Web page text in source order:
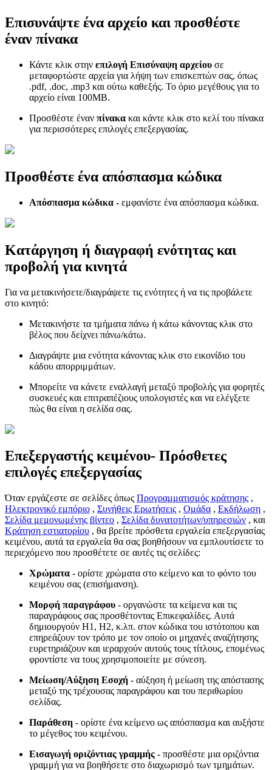
Επισυνάψτε ένα αρχείο και προσθέστε
έναν πίνακα
Κάντε κλικ στην επιλογή Επισύναψη αρχείου σε
μεταφορτώστε αρχεία για λήψη των επισκεπτών σας, όπως
.pdf, .doc, .mp3 και ούτω καθεξής. Το όριο μεγέθους για το
αρχείο είναι 100MB.
Προσθέστε έναν πίνακα και κάντε κλικ στο κελί του πίνακα
για περισσότερες επιλογές επεξεργασίας.
Προσθέστε ένα απόσπασμα κώδικα
Απόσπασμα κώδικα - εμφανίστε ένα απόσπασμα κώδικα.
Κατάργηση ή διαγραφή ενότητας και
προβολή για κινητά
Για να μετακινήσετε/διαγράψετε τις ενότητες ή να τις προβάλετε
στο κινητό:
Μετακινήστε τα τμήματα πάνω ή κάτω κάνοντας κλικ στο
βέλος που δείχνει πάνω/κάτω.
Διαγράψτε μια ενότητα κάνοντας κλικ στο εικονίδιο του
κάδου απορριμμάτων.
Μπορείτε να κάνετε εναλλαγή μεταξύ προβολής για φορητές
συσκευές και επιτραπέζιους υπολογιστές και να ελέγξετε
πώς θα είναι η σελίδα σας.
Επεξεργαστής κειμένου- Πρόσθετες
επιλογές επεξεργασίας
Όταν εργάζεστε σε σελίδες όπως Προγραμματισμός κράτησης ,
Ηλεκτρονικό εμπόριο , Συνήθεις Ερωτήσεις , Ομάδα , Εκδήλωση ,
Σελίδα μεμονωμένης βίντεο , Σελίδα δυνατοτήτων/υπηρεσιών , και
Κράτηση εστιατορίου , θα βρείτε πρόσθετα εργαλεία επεξεργασίας
κειμένου, αυτά τα εργαλεία θα σας βοηθήσουν να εμπλουτίσετε το
περιεχόμενο που προσθέτετε σε αυτές τις σελίδες:
Χρώματα - ορίστε χρώματα στο κείμενο και το φόντο του
κειμένου σας (επισήμανση).
Μορφή παραγράφου - οργανώστε τα κείμενα και τις
παραγράφους σας προσθέτοντας Επικεφαλίδες. Αυτά
δημιουργούν H1, H2, κ.λπ. στον κώδικα του ιστότοπου και
επηρεάζουν τον τρόπο με τον οποίο οι μηχανές αναζήτησης
ευρετηριάζουν και ιεραρχούν αυτούς τους τίτλους, επομένως
φροντίστε να τους χρησιμοποιείτε με σύνεση.
Μείωση/Αύξηση Εσοχή - αύξηση ή μείωση της απόστασης
μεταξύ της τρέχουσας παραγράφου και του περιθωρίου
σελίδας.
Παράθεση - ορίστε ένα κείμενο ως απόσπασμα και αυξήστε
το μέγεθος του κειμένου.
Εισαγωγή οριζόντιας γραμμής - προσθέστε μια οριζόντια
γραμμή για να βοηθήσετε στο διαχωρισμό των τμημάτων.